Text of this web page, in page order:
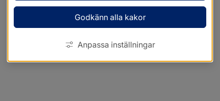
Godkänn alla kakor
Anpassa inställningar